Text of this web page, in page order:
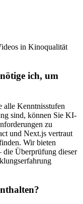
in Kinoqualität
ich, um
Kenntnisstufen
sind, können Sie KI-
zu
und Next.js vertraut
Wir bieten
die Überprüfung dieser